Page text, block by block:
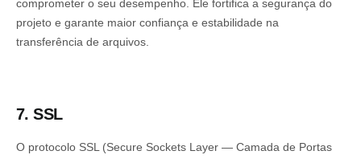
comprometer o seu desempenho. Ele fortifica a segurança do
projeto e garante maior confiança e estabilidade na
transferência de arquivos.
7. SSL
O protocolo SSL (Secure Sockets Layer — Camada de Portas